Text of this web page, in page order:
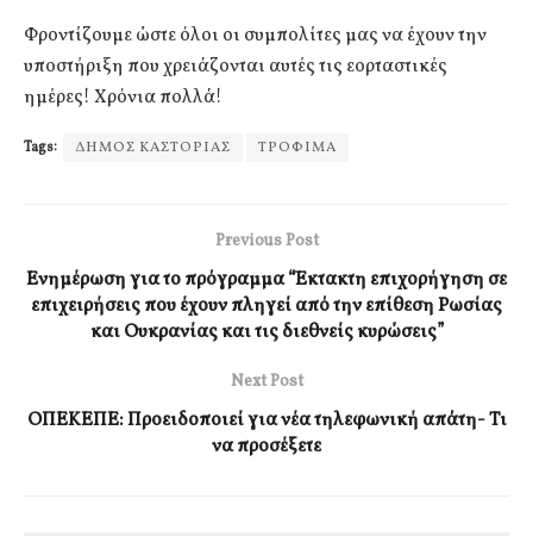
Φροντίζουμε ώστε όλοι οι συμπολίτες μας να έχουν την
υποστήριξη που χρειάζονται αυτές τις εορταστικές
ημέρες! Χρόνια πολλά!
Tags: ΔΗΜΟΣ ΚΑΣΤΟΡΙΑΣ ΤΡΟΦΙΜΑ
Previous Post
Ενημέρωση για το πρόγραμμα “Έκτακτη επιχορήγηση σε
επιχειρήσεις που έχουν πληγεί από την επίθεση Ρωσίας
και Ουκρανίας και τις διεθνείς κυρώσεις”
Next Post
ΟΠΕΚΕΠΕ: Προειδοποιεί για νέα τηλεφωνική απάτη- Τι
να προσέξετε